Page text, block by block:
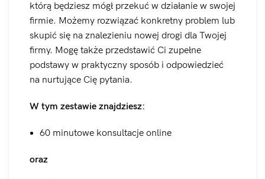
którą będziesz mógł przekuć w działanie w swojej
firmie. Możemy rozwiązać konkretny problem lub
skupić się na znalezieniu nowej drogi dla Twojej
firmy. Mogę także przedstawić Ci zupełne
podstawy w praktyczny sposób i odpowiedzieć
na nurtujące Cię pytania.
W tym zestawie znajdziesz:
60 minutowe konsultacje online
oraz